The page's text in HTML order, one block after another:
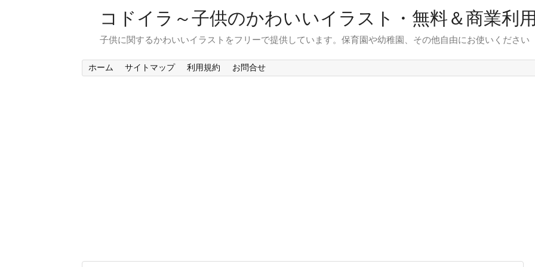
コドイラ～子供のかわいいイラスト・無料＆商業利
子供に関するかわいいイラストをフリーで提供しています。保育園や幼稚園、その他自由にお使いください
ホーム サイトマップ 利用規約 お問合せ